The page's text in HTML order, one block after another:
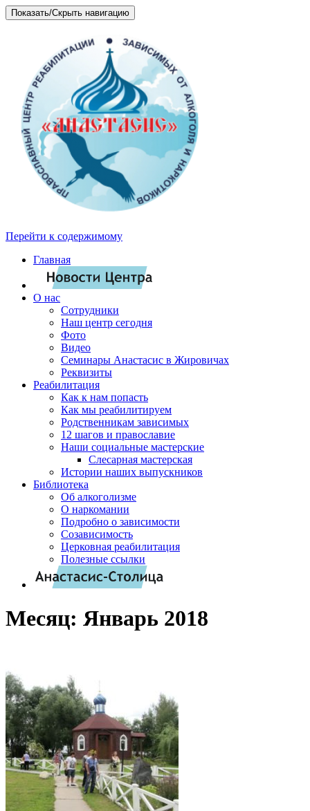
Показать/Скрыть навигацию
Перейти к содержимому
Главная
О нас
Сотрудники
Наш центр сегодня
Фото
Видео
Семинары Анастасис в Жировичах
Реквизиты
Реабилитация
Как к нам попасть
Как мы реабилитируем
Родственникам зависимых
12 шагов и православие
Наши социальные мастерские
Слесарная мастерская
Истории наших выпускников
Библиотека
Об алкоголизме
О наркомании
Подробно о зависимости
Созависимость
Церковная реабилитация
Полезные ссылки
Месяц: Январь 2018